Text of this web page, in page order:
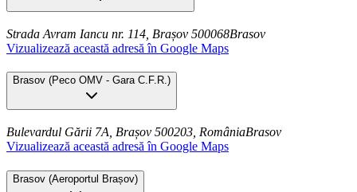
Strada Avram Iancu nr. 114, Brașov 500068Brasov
Vizualizează această adresă în Google Maps
Brasov (Peco OMV - Gara C.F.R.)
Bulevardul Gării 7A, Brașov 500203, RomâniaBrasov
Vizualizează această adresă în Google Maps
Brasov (Aeroportul Brașov)